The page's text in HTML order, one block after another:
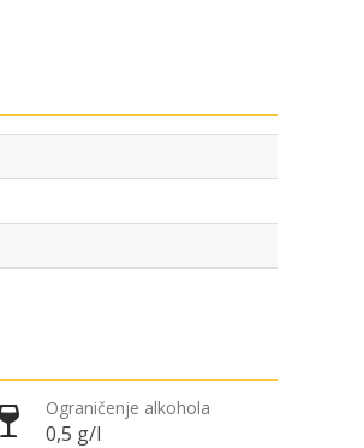
Ograničenje alkohola
0,5 g/l